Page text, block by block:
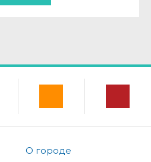
О городе